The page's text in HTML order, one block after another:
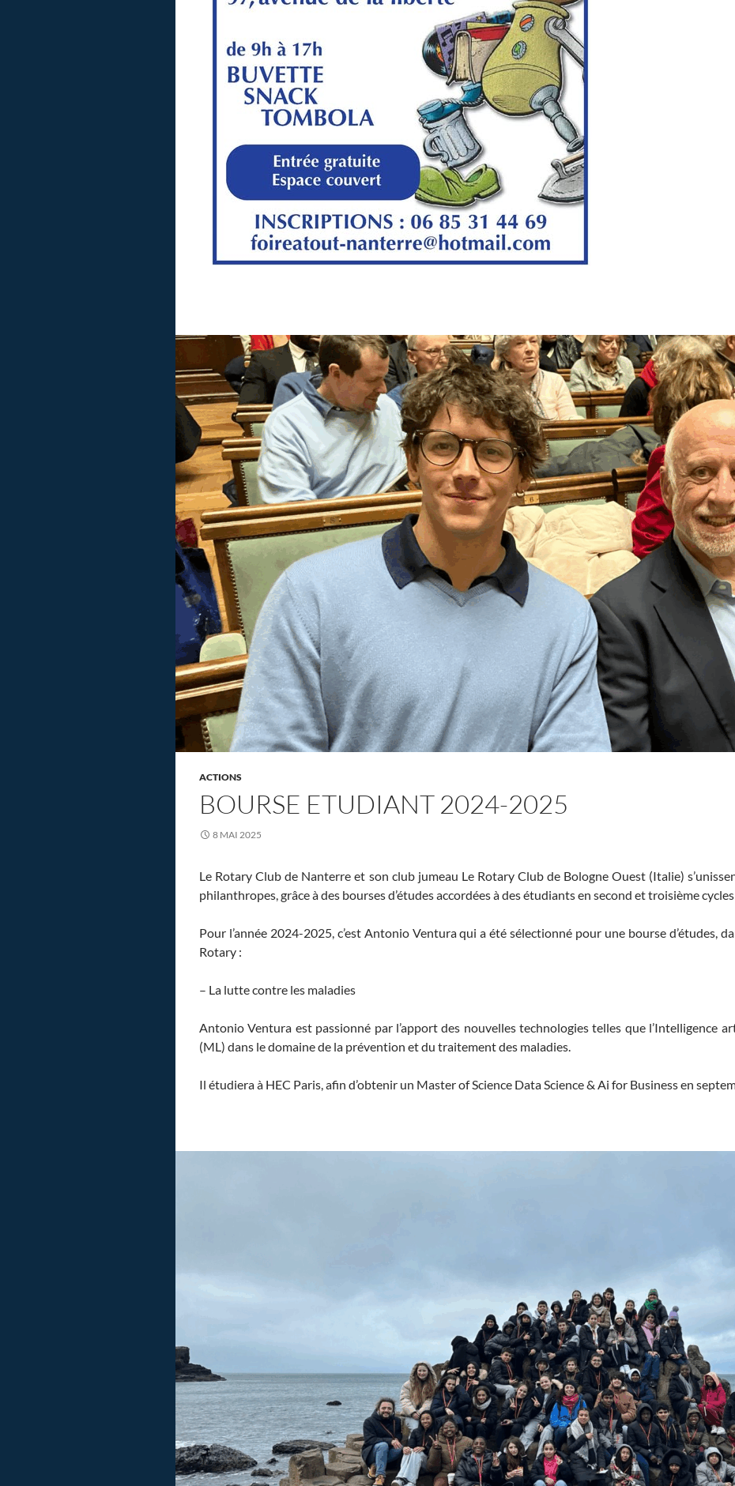
ACTIONS
BOURSE ETUDIANT 2024-2025
8 MAI 2025
Le Rotary Club de Nanterre et son club jumeau Le Rotary Club de Bologne Ouest (Italie)
philanthropes, grâce à des bourses d’études accordées à des étudiants en second et troisième
Pour l’année 2024-2025, c’est Antonio Ventura qui a été sélectionné pour une bourse d’études,
Rotary :
– La lutte contre les maladies
Antonio Ventura est passionné par l’apport des nouvelles technologies telles que l’Intelligence
(ML) dans le domaine de la prévention et du traitement des maladies.
Il étudiera à HEC Paris, afin d’obtenir un Master of Science Data Science & Ai for Business en